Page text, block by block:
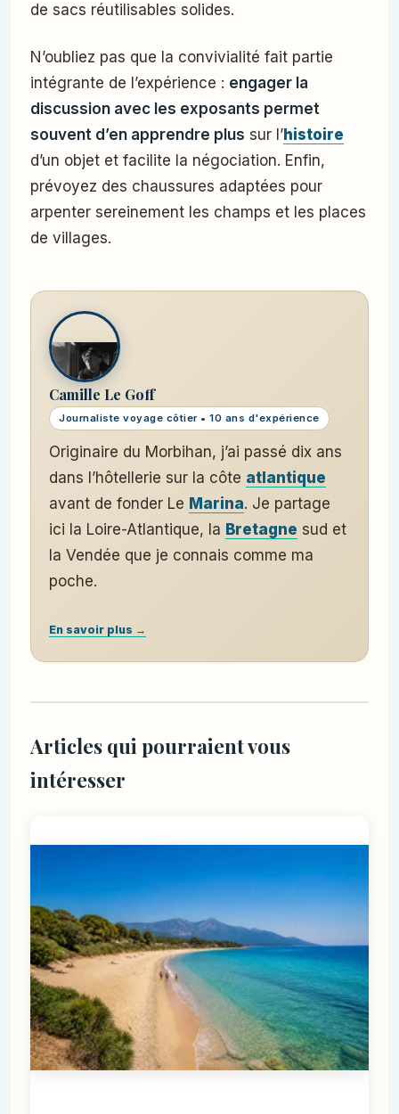
de sacs réutilisables solides.
N’oubliez pas que la convivialité fait partie
intégrante de l’expérience : engager la
discussion avec les exposants permet
souvent d’en apprendre plus sur l’ histoire
d’un objet et facilite la négociation. Enfin,
prévoyez des chaussures adaptées pour
arpenter sereinement les champs et les places
de villages.
Camille Le Goff
Journaliste voyage côtier • 10 ans d'expérience
Originaire du Morbihan, j’ai passé dix ans
dans l’hôtellerie sur la côte atlantique
avant de fonder Le Marina. Je partage
ici la Loire-Atlantique, la Bretagne sud et
la Vendée que je connais comme ma
poche.
En savoir plus →
Articles qui pourraient vous
intéresser